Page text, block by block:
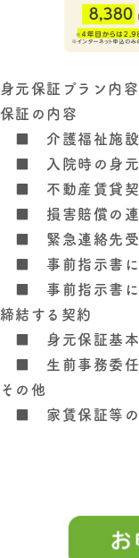
身元保証プラン内容
保証の内容
■ 介護福祉施設
■ 入院時の身元
■ 不動産賃貸契
■ 損害賠償の連
■ 緊急連絡先受
■ 事前指示書に
■ 事前指示書に
締結する契約
■ 身元保証基本
■ 生前事務委任
その他
■ 家賃保証等の